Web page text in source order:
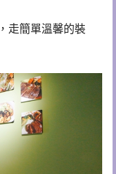
走簡單溫馨的裝